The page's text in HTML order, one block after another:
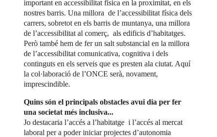
important en accessibilitat física en la proximitat, en els
nostres barris. Una millora de l’accessibilitat física dels
carrers, sobretot en els barris de muntanya, una millora
de l’accessibilitat al comerç, als edificis d’habitatges.
Però també hem de fer un salt substancial en la millora
de l’accessibilitat comunicativa, cognitiva i dels
continguts en els serveis que es presten ala ciutat. Aquí
la col·laboració de l’ONCE serà, novament,
imprescindible.
Quins són el principals obstacles avui dia per fer
una societat més inclusiva...
Jo destacaria l’accés a l’habitatge i l’accés al mercat
laboral per a poder iniciar projectes d’autonomia